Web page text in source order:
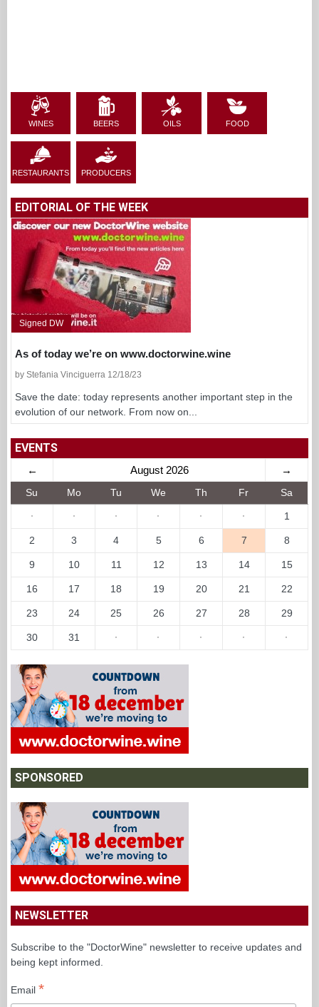
WINES BEERS OILS FOOD
RESTAURANTS PRODUCERS
EDITORIAL OF THE WEEK
Signed DW
As of today we’re on www.doctorwine.wine
by Stefania Vinciguerra 12/18/23
Save the date: today represents another important step in the
evolution of our network. From now on...
EVENTS
← August 2026 →
Su Mo Tu We Th Fr Sa
· · · · · · 1
2 3 4 5 6 7 8
9 10 11 12 13 14 15
16 17 18 19 20 21 22
23 24 25 26 27 28 29
30 31 · · · · ·
SPONSORED
NEWSLETTER
Subscribe to the "DoctorWine" newsletter to receive updates and
being kept informed.
Email *